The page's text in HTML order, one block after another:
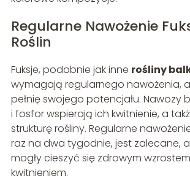
Regularne Nawożenie
Roślin
Fuksje, podobnie jak inne rośliny
wymagają regularnego nawożenia,
pełnię swojego potencjału. Nawozy
i fosfor wspierają ich kwitnienie, a
strukturę rośliny. Regularne
raz na dwa tygodnie, jest zalecane,
mogły cieszyć się zdrowym
kwitnieniem.